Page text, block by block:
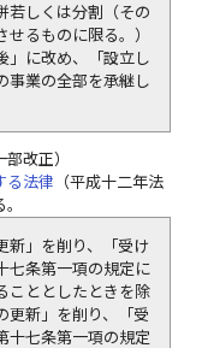
若しくは分割（その
るものに限る。）
」に改め、「設立し
事業の全部を承継し
部改正）
る法律 （平成十二年法
新」を削り、「受け
七条第一項の規定に
こととしたときを除
更新」を削り、「受
十七条第一項の規定